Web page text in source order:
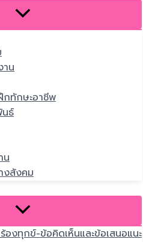
าน
กทักษะอาชีพ
นธ์
น
งสังคม
องทุกข์-ข้อคิดเห็นและข้อเสนอแนะ